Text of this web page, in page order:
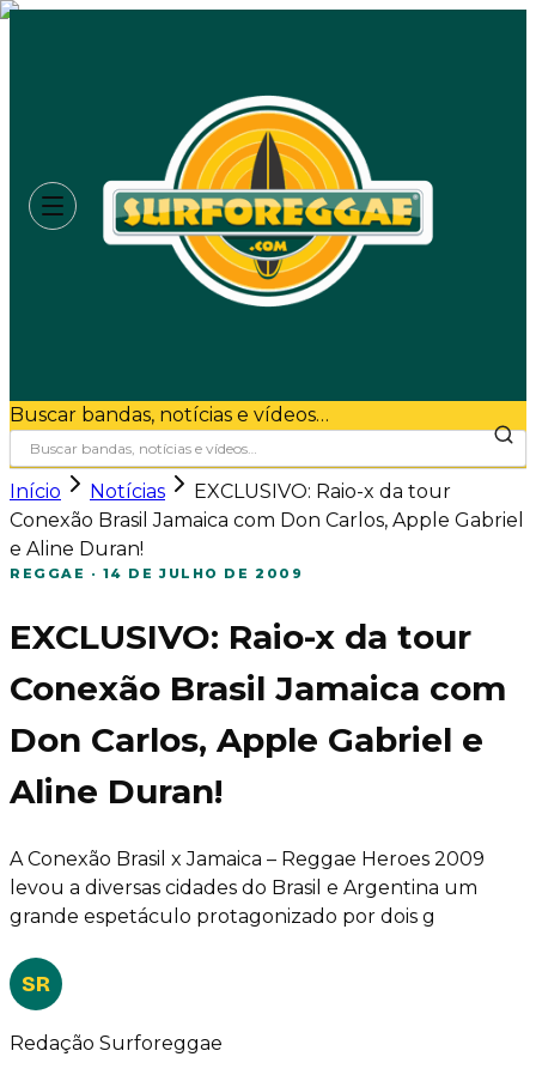
Buscar bandas, notícias e vídeos…
Início Notícias
EXCLUSIVO: Raio-x da tour
Conexão Brasil Jamaica com Don Carlos, Apple Gabriel
e Aline Duran!
REGGAE · 14 DE JULHO DE 2009
EXCLUSIVO: Raio-x da tour
Conexão Brasil Jamaica com
Don Carlos, Apple Gabriel e
Aline Duran!
A Conexão Brasil x Jamaica – Reggae Heroes 2009
levou a diversas cidades do Brasil e Argentina um
grande espetáculo protagonizado por dois g
SR
Redação Surforeggae